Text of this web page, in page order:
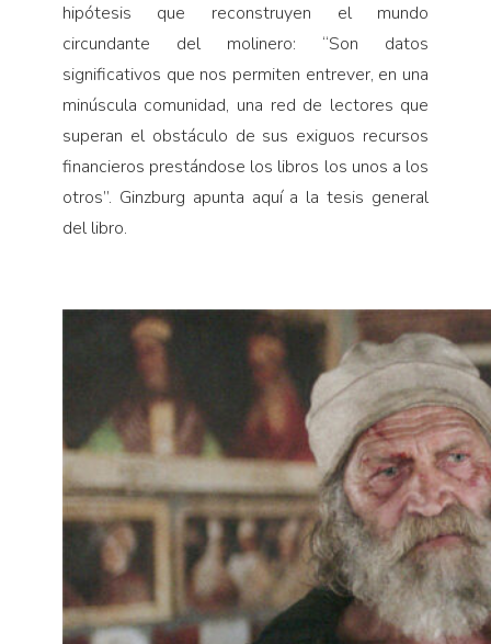
hipótesis que reconstruyen el mundo
circundante del molinero: “Son datos
significativos que nos permiten entrever, en una
minúscula comunidad, una red de lectores que
superan el obstáculo de sus exiguos recursos
financieros prestándose los libros los unos a los
otros”. Ginzburg apunta aquí a la tesis general
del libro.